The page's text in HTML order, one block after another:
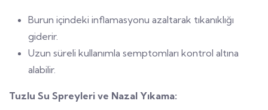
Burun içindeki inflamasyonu azaltarak tıkanıklığı
giderir.
Uzun süreli kullanımla semptomları kontrol altına
alabilir.
Tuzlu Su Spreyleri ve Nazal Yıkama: